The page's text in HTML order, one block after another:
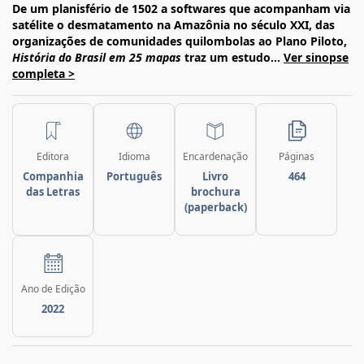
De um planisfério de 1502 a softwares que acompanham via
satélite o desmatamento na Amazônia no século XXI, das
organizações de comunidades quilombolas ao Plano Piloto,
História do Brasil em 25 mapas traz um estudo... Ver sinopse
completa >
Editora
Companhia
das Letras
Idioma
Português
Encardenação
Livro
brochura
(paperback)
Páginas
464
Ano de Edição
2022